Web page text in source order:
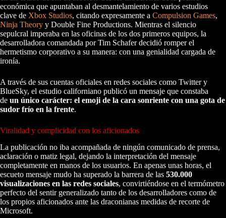
económica que apuntaban al desmantelamiento de varios estudios
clave de Xbox Studios, citando expresamente a Compulsion Games,
Ninja Theory y Double Fine Productions. Mientras el silencio
sepulcral imperaba en las oficinas de los dos primeros equipos, la
desarrolladora comandada por Tim Schafer decidió romper el
hermetismo corporativo a su manera: con una genialidad cargada de
ironía.
A través de sus cuentas oficiales en redes sociales como Twitter y
BlueSky, el estudio californiano publicó un mensaje que constaba
de un único carácter: el emoji de la cara sonriente con una gota de
sudor frío en la frente.
Viralidad y complicidad con los aficionados
La publicación no iba acompañada de ningún comunicado de prensa,
aclaración o matiz legal, dejando la interpretación del mensaje
completamente en manos de los usuarios. En apenas unas horas, el
escueto mensaje mudo ha superado la barrera de las 530.000
visualizaciones en las redes sociales, convirtiéndose en el termómetro
perfecto del sentir generalizado tanto de los desarrolladores como de
los propios aficionados ante las draconianas medidas de recorte de
Microsoft.